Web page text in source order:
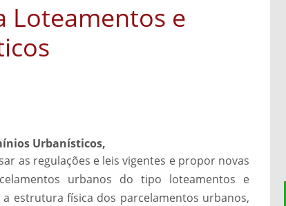
Loteamentos e
Urbanísticos,
as regulações e leis vigentes e propor novas
urbanos do tipo loteamentos e
estrutura física dos parcelamentos urbanos,